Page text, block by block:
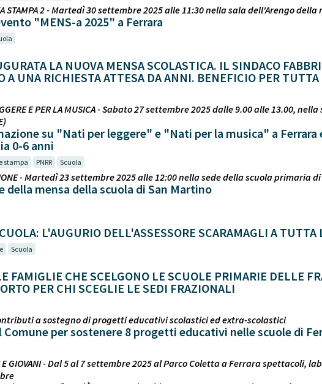
STAMPA 2 - Martedì 30 settembre 2025 alle 11:30 nella sala dell'Arengo
"MENS-a 2025" a Ferrara
LA NUOVA MENSA SCOLASTICA. IL SINDACO
A UNA RICHIESTA ATTESA DA ANNI. BENEFICIO PER
E PER LA MUSICA - Sabato 27 settembre 2025 dalle 9.00 alle 13.00,
su "Nati per leggere" e "Nati per la musica" a
0-6 anni
stampa PNRR Scuola
- Martedì 23 settembre 2025 alle 12:00 nella sede della scuola primaria
della mensa della scuola di San Martino
L'AUGURIO DELL'ASSESSORE SCARAMAGLI A
Scuola
FAMIGLIE CHE SCELGONO LE SCUOLE PRIMARIE DELLE
PER CHI SCEGLIE LE SEDI FRAZIONALI
a sostegno di progetti educativi scolastici ed extra-scolastici
per sostenere 8 progetti educativi nelle scuole di
E GIOVANI - Dal 5 al 7 settembre 2025 al Parco Coletta a Ferrara